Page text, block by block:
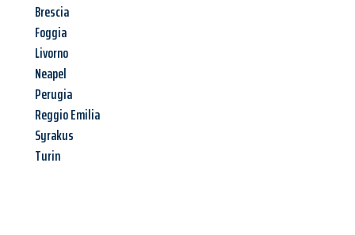
Brescia
Foggia
Livorno
Neapel
Perugia
Reggio Emilia
Syrakus
Turin